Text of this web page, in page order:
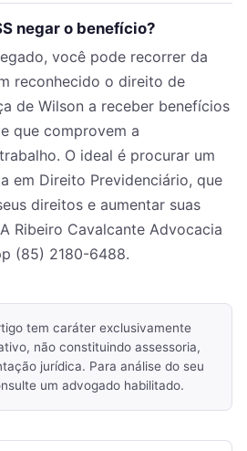
negar o benefício?
você pode recorrer da
reconhecido o direito de
de Wilson a receber benefícios
que comprovem a
O ideal é procurar um
em Direito Previdenciário, que
direitos e aumentar suas
Ribeiro Cavalcante Advocacia
(85) 2180-6488.
tem caráter exclusivamente
não constituindo assessoria,
jurídica. Para análise do seu
um advogado habilitado.